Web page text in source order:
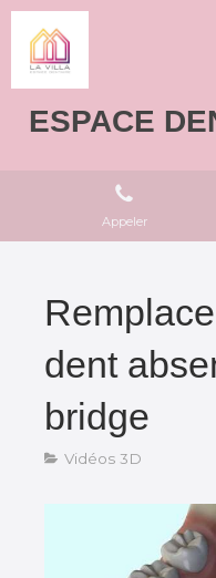
ESPACE
Appeler
dent
bridge
Vidéos 3D